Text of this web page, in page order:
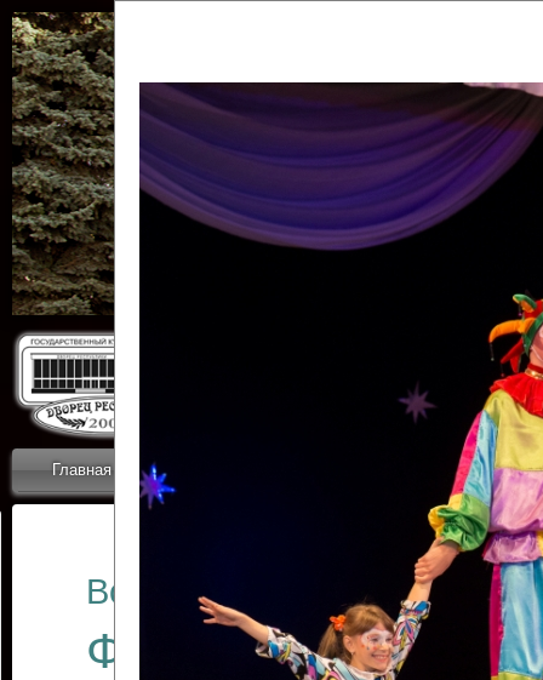
Главная Приветствие Новости
ОТЧЕТЫ ГКЦ
Все отчеты
Финал